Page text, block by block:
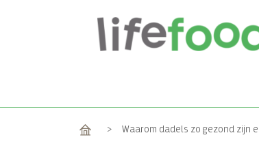
Home > Waarom dadels zo gezond zijn